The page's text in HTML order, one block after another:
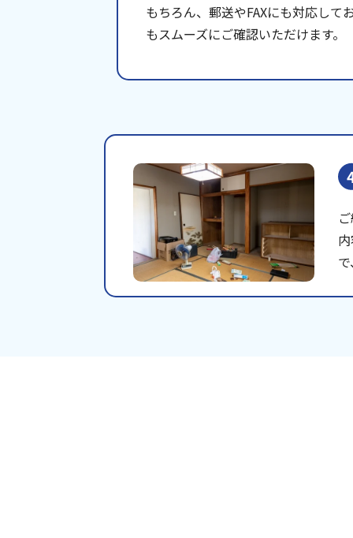
もちろん、郵送やFAXにも対応し
もスムーズにご確認いただけます。